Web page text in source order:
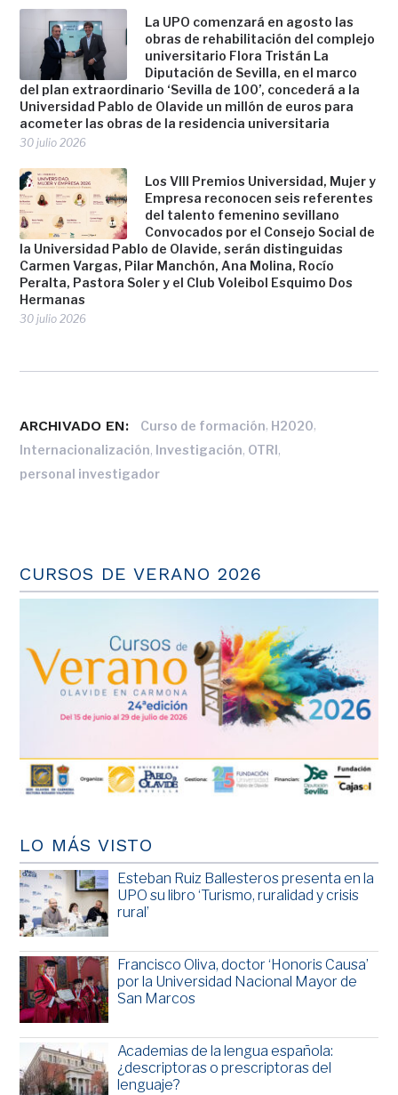
La UPO comenzará en agosto las
obras de rehabilitación del complejo
universitario Flora Tristán La
Diputación de Sevilla, en el marco
del plan extraordinario ‘Sevilla de 100’, concederá a la
Universidad Pablo de Olavide un millón de euros para
acometer las obras de la residencia universitaria
30 julio 2026
Los VIII Premios Universidad, Mujer y
Empresa reconocen seis referentes
del talento femenino sevillano
Convocados por el Consejo Social de
la Universidad Pablo de Olavide, serán distinguidas
Carmen Vargas, Pilar Manchón, Ana Molina, Rocío
Peralta, Pastora Soler y el Club Voleibol Esquimo Dos
Hermanas
30 julio 2026
ARCHIVADO EN: Curso de formación, H2020,
Internacionalización, Investigación, OTRI,
personal investigador
CURSOS DE VERANO 2026
LO MÁS VISTO
Esteban Ruiz Ballesteros presenta en la
UPO su libro ‘Turismo, ruralidad y crisis
rural’
Francisco Oliva, doctor ‘Honoris Causa’
por la Universidad Nacional Mayor de
San Marcos
Academias de la lengua española:
¿descriptoras o prescriptoras del
lenguaje?